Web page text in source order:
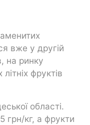
вже у другій
на ринку
фруктів
області.
грн/кг, а фрукти